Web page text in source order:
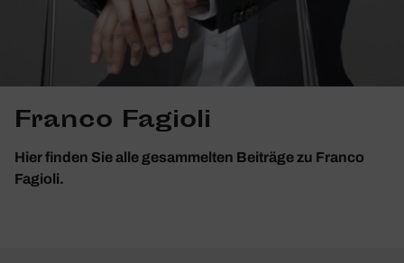
Franco Fagioli
Hier finden Sie alle gesammelten Beiträge zu Franco
Fagioli.